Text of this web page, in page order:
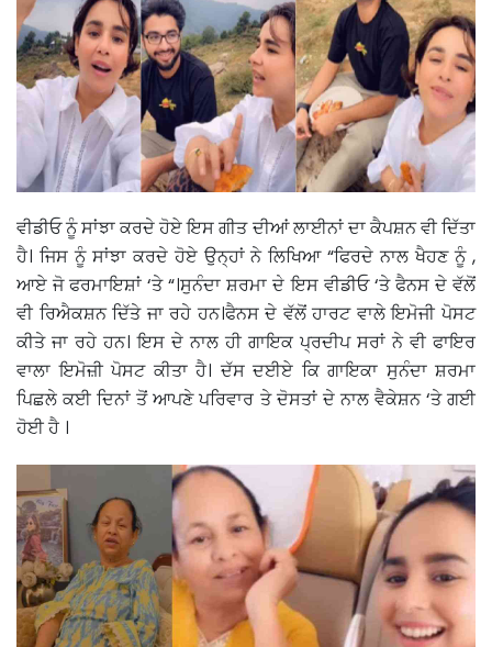
ਵੀਡੀਓ ਨੂੰ ਸਾਂਝਾ ਕਰਦੇ ਹੋਏ ਇਸ ਗੀਤ ਦੀਆਂ ਲਾਈਨਾਂ ਦਾ ਕੈਪਸ਼ਨ ਵੀ ਦਿੱਤਾ
ਹੈ। ਜਿਸ ਨੂੰ ਸਾਂਝਾ ਕਰਦੇ ਹੋਏ ਉਨ੍ਹਾਂ ਨੇ ਲਿਖਿਆ “ਫਿਰਦੇ ਨਾਲ ਖੈਹਣ ਨੂੰ ,
ਆਏ ਜੋ ਫਰਮਾਇਸ਼ਾਂ ‘ਤੇ “।ਸੁਨੰਦਾ ਸ਼ਰਮਾ ਦੇ ਇਸ ਵੀਡੀਓ ‘ਤੇ ਫੈਨਸ ਦੇ ਵੱਲੋਂ
ਵੀ ਰਿਐਕਸ਼ਨ ਦਿੱਤੇ ਜਾ ਰਹੇ ਹਨ।ਫੈਨਸ ਦੇ ਵੱਲੋਂ ਹਾਰਟ ਵਾਲੇ ਇਮੋਜੀ ਪੋਸਟ
ਕੀਤੇ ਜਾ ਰਹੇ ਹਨ। ਇਸ ਦੇ ਨਾਲ ਹੀ ਗਾਇਕ ਪ੍ਰਦੀਪ ਸਰਾਂ ਨੇ ਵੀ ਫਾਇਰ
ਵਾਲਾ ਇਮੋਜ਼ੀ ਪੋਸਟ ਕੀਤਾ ਹੈ। ਦੱਸ ਦਈਏ ਕਿ ਗਾਇਕਾ ਸੁਨੰਦਾ ਸ਼ਰਮਾ
ਪਿਛਲੇ ਕਈ ਦਿਨਾਂ ਤੋਂ ਆਪਣੇ ਪਰਿਵਾਰ ਤੇ ਦੋਸਤਾਂ ਦੇ ਨਾਲ ਵੈਕੇਸ਼ਨ ‘ਤੇ ਗਈ
ਹੋਈ ਹੈ ।